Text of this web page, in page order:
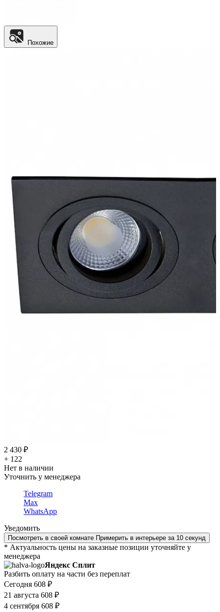
Похожие
2 430 ₽
+ 122
Нет в наличии
Уточнить у менеджера
Telegram
Max
WhatsApp
Уведомить
Посмотреть в своей комнате Примерить в интерьере за 10 секунд
* Актуальность цены на заказные позиции уточняйте у
менеджера
Яндекс Сплит
Разбить оплату на части без переплат
Сегодня 608 ₽
21 августа 608 ₽
4 сентября 608 ₽